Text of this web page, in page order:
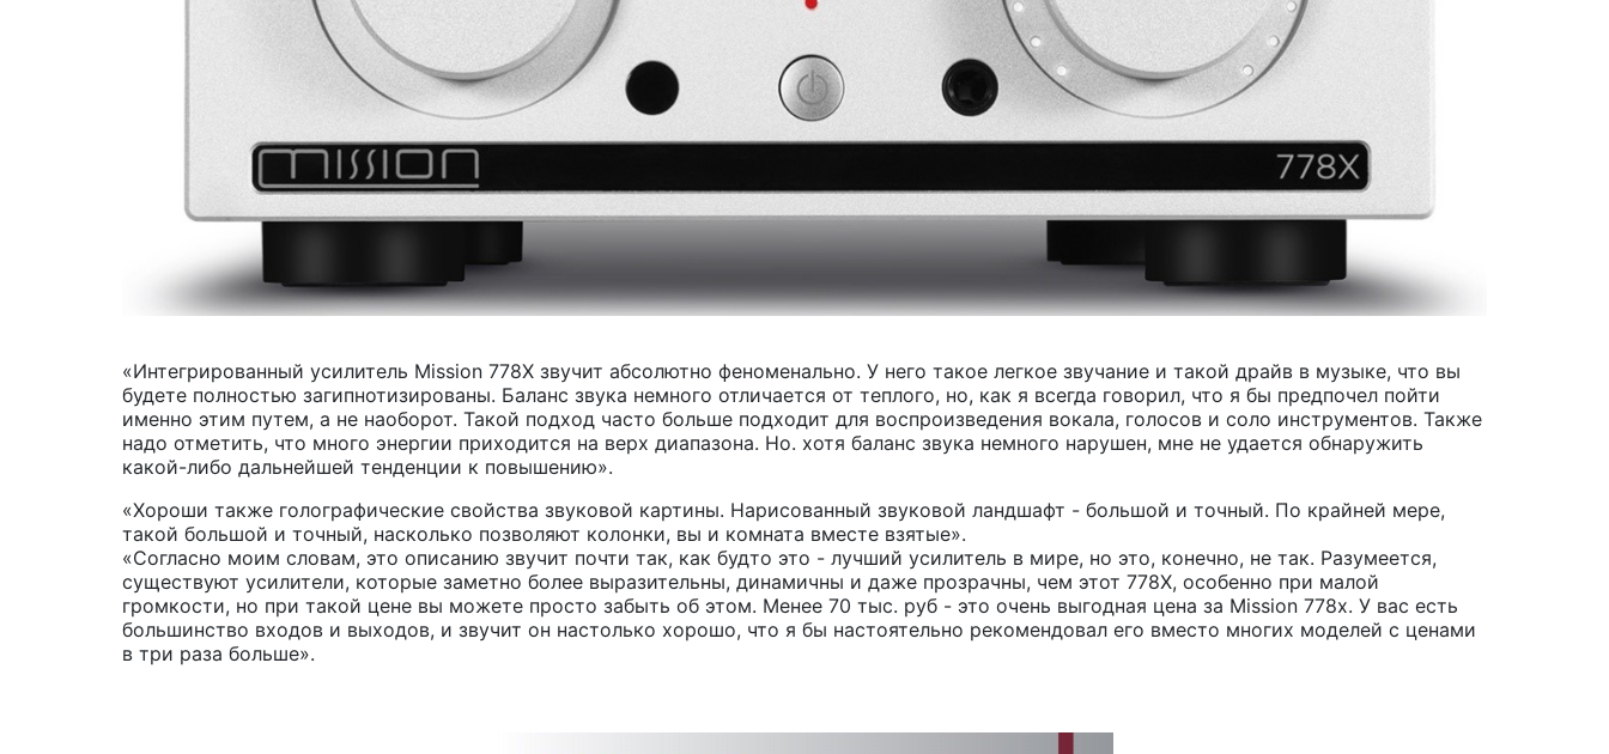
«Интегрированный усилитель Mission 778X звучит абсолютно феноменально. У него такое легкое звучание и такой драйв в музыке, что вы
будете полностью загипнотизированы. Баланс звука немного отличается от теплого, но, как я всегда говорил, что я бы предпочел пойти
именно этим путем, а не наоборот. Такой подход часто больше подходит для воспроизведения вокала, голосов и соло инструментов. Также
надо отметить, что много энергии приходится на верх диапазона. Но. хотя баланс звука немного нарушен, мне не удается обнаружить
какой-либо дальнейшей тенденции к повышению».
«Хороши также голографические свойства звуковой картины. Нарисованный звуковой ландшафт - большой и точный. По крайней мере,
такой большой и точный, насколько позволяют колонки, вы и комната вместе взятые».
«Согласно моим словам, это описанию звучит почти так, как будто это - лучший усилитель в мире, но это, конечно, не так. Разумеется,
существуют усилители, которые заметно более выразительны, динамичны и даже прозрачны, чем этот 778X, особенно при малой
громкости, но при такой цене вы можете просто забыть об этом. Менее 70 тыс. руб - это очень выгодная цена за Mission 778x. У вас есть
большинство входов и выходов, и звучит он настолько хорошо, что я бы настоятельно рекомендовал его вместо многих моделей с ценами
в три раза больше».